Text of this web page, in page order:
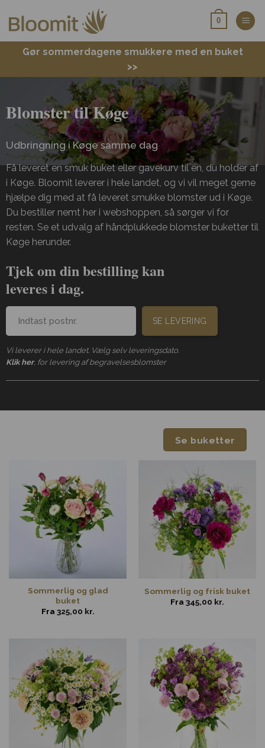
0
Gør sommerdagene smukkere med en buket
>>
Blomster til Køge
Udbringning i Køge samme dag
Få leveret en smuk buket eller gavekurv til en, du holder af
i Køge. Bloomit leverer i hele landet, og vi vil meget gerne
hjælpe dig med at få leveret smukke blomster ud i Køge.
Du bestiller nemt her i webshoppen, så sørger vi for
resten. Se et udvalg af håndplukkede blomster buketter til
Køge herunder.
Tjek om din bestilling kan
leveres i dag.
SE LEVERING
Vi leverer i hele landet. Vælg selv leveringsdato.
Klik her, for levering af begravelsesblomster
Se buketter
Sommerlig og glad
buket
Fra 325,00 kr.
Sommerlig og frisk buket
Fra 345,00 kr.